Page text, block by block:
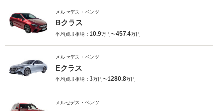
メルセデス・ベンツ
Bクラス
平均買取相場： 10.9万円〜457.4万円
メルセデス・ベンツ
Eクラス
平均買取相場： 3万円〜1280.8万円
メルセデス・ベンツ